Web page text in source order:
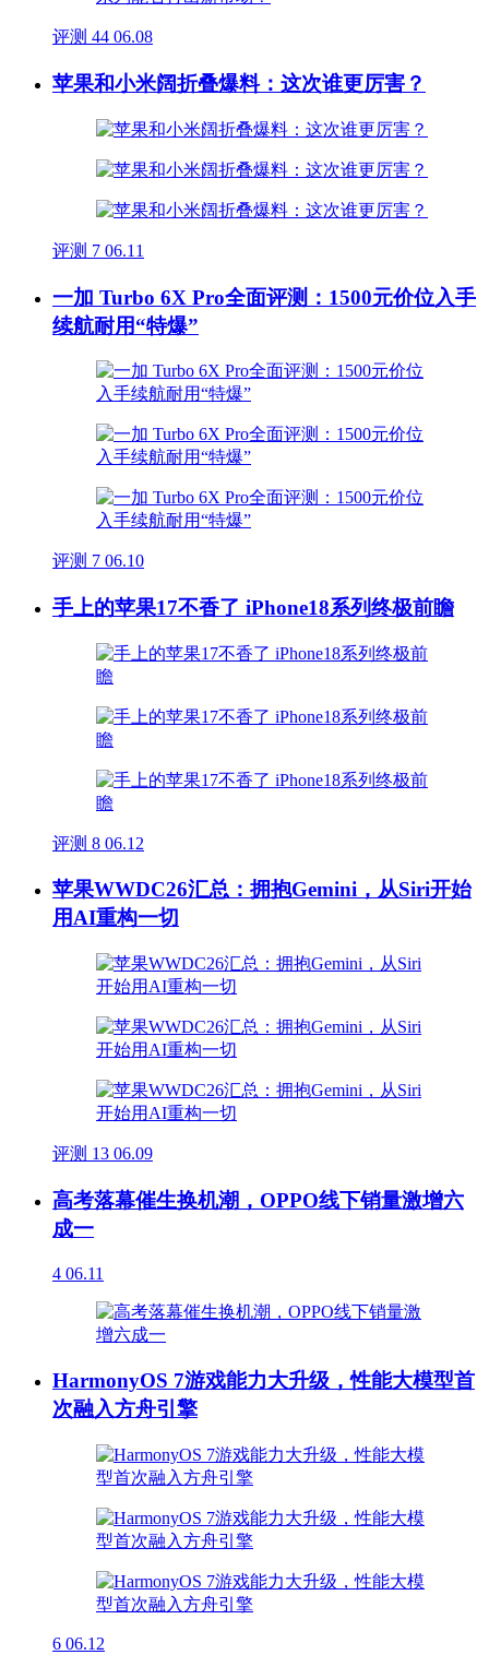
评测 44 06.08
苹果和小米阔折叠爆料：这次谁更厉害？
评测 7 06.11
一加 Turbo 6X Pro全面评测：1500元价位入手
续航耐用“特爆”
评测 7 06.10
手上的苹果17不香了 iPhone18系列终极前瞻
评测 8 06.12
苹果WWDC26汇总：拥抱Gemini，从Siri开始
用AI重构一切
评测 13 06.09
高考落幕催生换机潮，OPPO线下销量激增六
成一
4 06.11
HarmonyOS 7游戏能力大升级，性能大模型首
次融入方舟引擎
6 06.12